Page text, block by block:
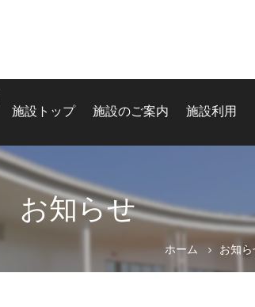
施設トップ 施設のご案内 施設利用
お知らせ
ホーム お知